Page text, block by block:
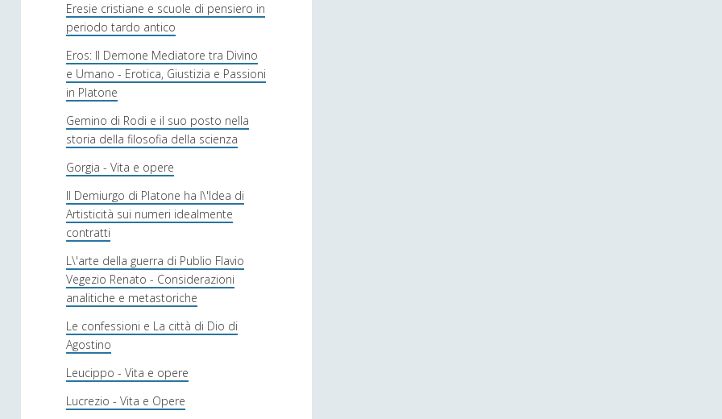
Eresie cristiane e scuole di pensiero in
periodo tardo antico
Eros: Il Demone Mediatore tra Divino
e Umano - Erotica, Giustizia e Passioni
in Platone
Gemino di Rodi e il suo posto nella
storia della filosofia della scienza
Gorgia - Vita e opere
Il Demiurgo di Platone ha l\'Idea di
Artisticità sui numeri idealmente
contratti
L\'arte della guerra di Publio Flavio
Vegezio Renato - Considerazioni
analitiche e metastoriche
Le confessioni e La città di Dio di
Agostino
Leucippo - Vita e opere
Lucrezio - Vita e Opere